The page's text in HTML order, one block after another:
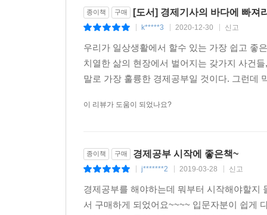
「여기서 잠깐」 ‘만기일 장 막판에 외국인이나 기
현물을 집중적으로 매수했다’는 기사
‘미결제 약정이 늘어난다/줄어든다’
03 주식시황 기사에 항상 나오는 ‘프로그램 매매’
「여기서 잠깐」 주가 폭등/폭락, 서킷 브레이커와
04 주식기사에 자주 나오는 차익/비차익 거래
06 사례-‘네 마녀의 날’에 무슨 일이 일어났나?
「여기서 잠깐」 VIX 지수―시장의 변동성과 투자
9장 대한민국의 주가지수, 환율기사
이 책을 미리 읽은 독자들의 목소리
“경제공부 제대로 한번 해보자고 맘먹은 나에
현장 경제기식을 한 쾌에 꿰는 책” - 경기도 성남시
“이 책 볼수록 정교하다. 경제 기초지식을 씨
종이책 구매 [도서] 경제기사의 바다에 빠져
k*****3 2020-12-30 신고
우리가 일상생활에서 할수 있는 가장 쉽고 좋
치열한 삶의 현장에서 벌어지는 갖가지 사건
말로 가장 훌륭한 경제공부일 것이다. 그런데
이 리뷰가 도움이 되었나요?
종이책 구매 경제공부 시작에 좋은책~
j*******2 2019-03-28 신고
경제공부를 해야하는데 뭐부터 시작해야할지
서 구매하게 되었어요~~~~ 입문자분이 쉽게